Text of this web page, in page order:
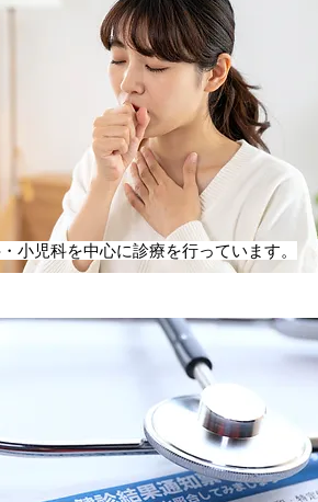
小児科を中心に診療を行っています。